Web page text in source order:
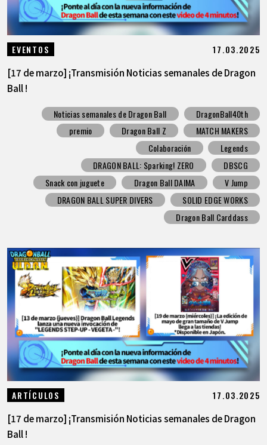
EVENTOS 17.03.2025
[17 de marzo] ¡Transmisión Noticias semanales de Dragon
Ball !
Noticias semanales de Dragon Ball
DragonBall40th
premio
Dragon Ball Z
MATCH MAKERS
Colaboración
Legends
DRAGON BALL: Sparking! ZERO
DBSCG
Snack con juguete
Dragon Ball DAIMA
V Jump
DRAGON BALL SUPER DIVERS
SOLID EDGE WORKS
Dragon Ball Carddass
ARTÍCULOS 17.03.2025
[17 de marzo] ¡Transmisión Noticias semanales de Dragon
Ball !